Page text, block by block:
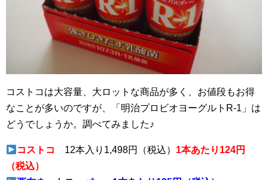
コストコは大容量、大ロットな商品が多く、お値段もお得
なことが多いのですが、「明治プロビオヨーグルトR-1」は
どうでしょうか。調べてみました♪
コストコ 12本入り1,498円（税込） 1本あたり124円
（税込）